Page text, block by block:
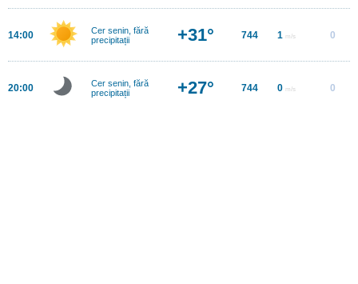
14:00
Cer senin, fără
precipitații
+31° 744 1 m/s 0
20:00
Cer senin, fără
precipitații
+27° 744 0 m/s 0